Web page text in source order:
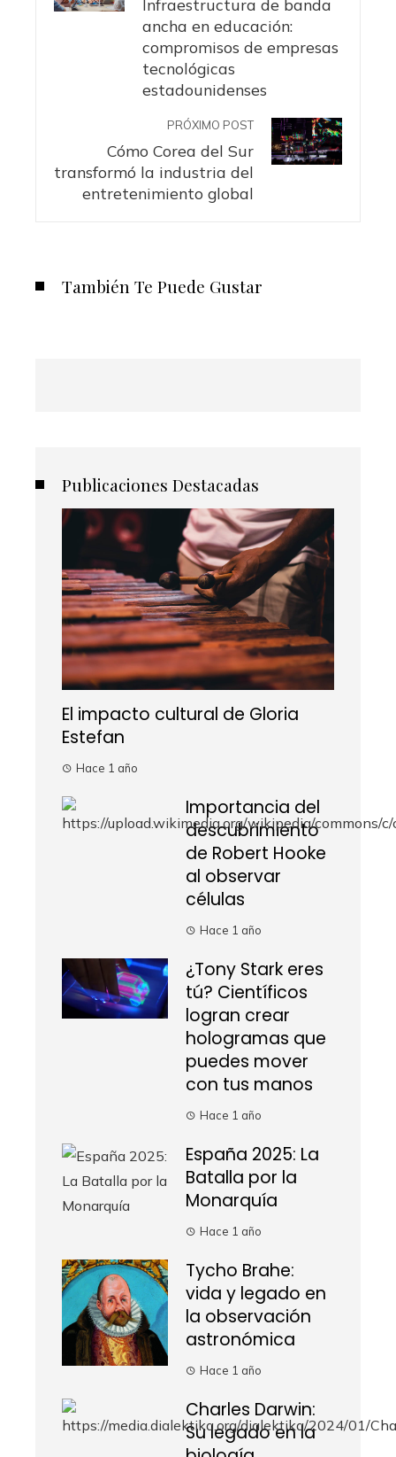
Infraestructura de banda
ancha en educación:
compromisos de empresas
tecnológicas
estadounidenses
PRÓXIMO POST
Cómo Corea del Sur
transformó la industria del
entretenimiento global
También Te Puede Gustar
Publicaciones Destacadas
El impacto cultural de Gloria
Estefan
Hace 1 año
Importancia del
descubrimiento
de Robert Hooke
al observar
células
Hace 1 año
¿Tony Stark eres
tú? Científicos
logran crear
hologramas que
puedes mover
con tus manos
Hace 1 año
España 2025: La
Batalla por la
Monarquía
Hace 1 año
Tycho Brahe:
vida y legado en
la observación
astronómica
Hace 1 año
Charles Darwin:
Su legado en la